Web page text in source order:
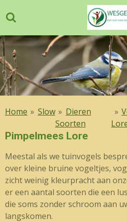
direct
naar
hoofdinhoud
Home » Slow » Dieren
Soorten
»
Pimpelmees Lore
Meestal als we tuinvogels
over kleine bruine vogeltjes,
zicht weinig kleurpracht aan
er een aantal soorten die een
die soms zonder schroom aan
langskomen.